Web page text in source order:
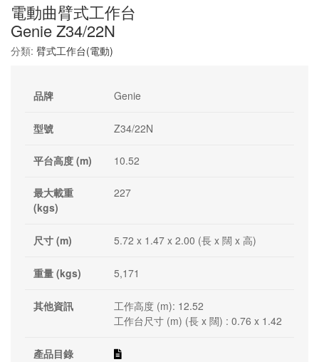
電動曲臂式工作台
Genie Z34/22N
分類: 臂式工作台(電動)
品牌 Genie
型號 Z34/22N
平台高度 (m) 10.52
最大載重
(kgs)
227
尺寸 (m) 5.72 x 1.47 x 2.00 (長 x 闊 x 高)
重量 (kgs) 5,171
其他資訊
工作高度 (m): 12.52
工作台尺寸 (m) (長 x 闊) : 0.76 x 1.42
產品目錄